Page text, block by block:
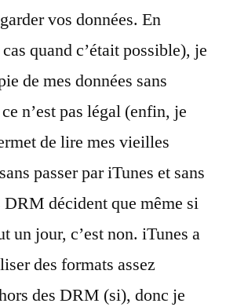
vos données. En
quand c’était possible), je
de mes données sans
n’est pas légal (enfin, je
de lire mes vieilles
passer par iTunes et sans
DRM décident que même si
un jour, c’est non. iTunes a
des formats assez
des DRM (si), donc je